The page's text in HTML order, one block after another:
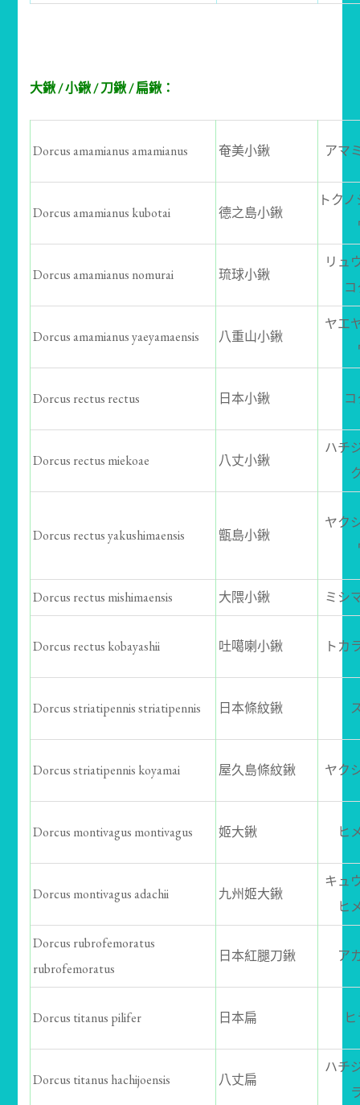
大鍬 / 小鍬 / 刀鍬 / 扁鍬：
Dorcus amamianus amamianus 奄美小鍬 アマ
Dorcus amamianus kubotai 德之島小鍬
トク
Dorcus amamianus nomurai 琉球小鍬
リュ
Dorcus amamianus yaeyamaensis 八重山小鍬
ヤエ
Dorcus rectus rectus 日本小鍬
Dorcus rectus miekoae 八丈小鍬
ハチ
Dorcus rectus yakushimaensis 甑島小鍬
ヤク
Dorcus rectus mishimaensis 大隈小鍬 ミシ
Dorcus rectus kobayashii 吐噶喇小鍬 トカ
Dorcus striatipennis striatipennis 日本條紋鍬
Dorcus striatipennis koyamai 屋久島條紋鍬 ヤク
Dorcus montivagus montivagus 姬大鍬 ヒ
Dorcus montivagus adachii 九州姬大鍬
キュ
ヒ
Dorcus rubrofemoratus
rubrofemoratus
日本紅腿刀鍬 ア
Dorcus titanus pilifer 日本扁
Dorcus titanus hachijoensis 八丈扁
ハチ